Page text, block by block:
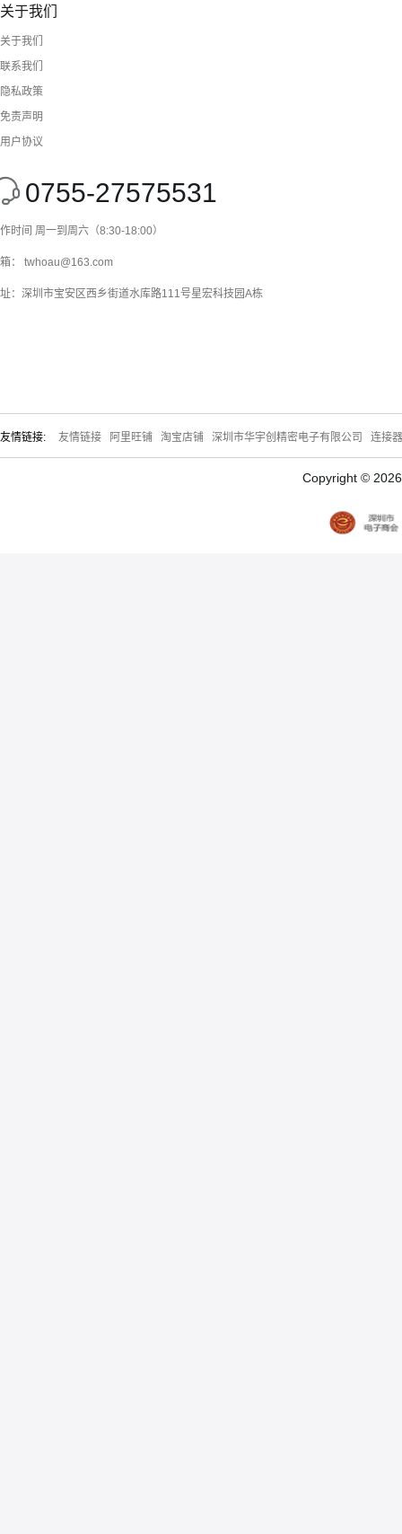
关于我们
关于我们
联系我们
隐私政策
免责声明
用户协议
0755-27575531
时间 周一到周六（8:30-18:00）
： twhoau@163.com
：深圳市宝安区西乡街道水库路111号星宏科技园A栋
友情链接: 友情链接 阿里旺铺 淘宝店铺 深圳市华宇创精密电子有限公司 连接
Copyright ©